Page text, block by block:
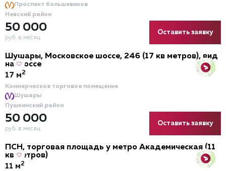
Проспект большевиков
Невский район
50 000
руб. в месяц
Оставить заявку
Шушары, Московское шоссе, 246 (17 кв метров), вид
на шоссе
Коммерческое торговое помещение
Шушары
Пушкинский район
50 000
руб. в месяц
17 м2
Оставить заявку
ПСН, торговая площадь у метро Академическая (11
кв метров)
11 м2